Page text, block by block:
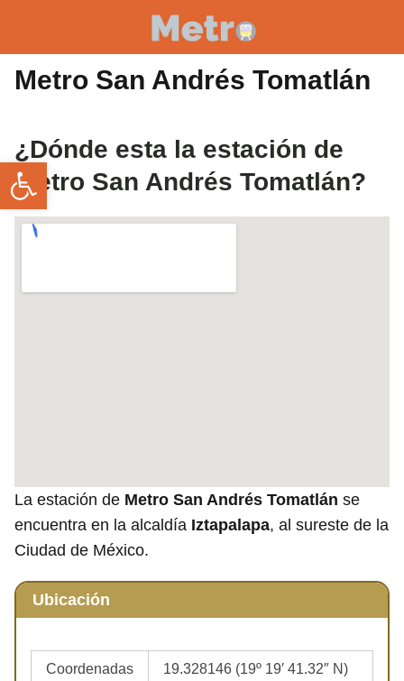
Metro San Andrés Tomatlán
¿Dónde esta la estación de
metro San Andrés Tomatlán?
La estación de Metro San Andrés Tomatlán se
encuentra en la alcaldía Iztapalapa, al sureste de la
Ciudad de México.
Ubicación
Coordenadas
19.328146 (19º 19′ 41.32″ N)
Abrir barra de herramientas